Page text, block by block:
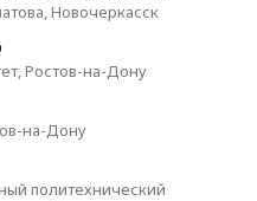
Новочеркасск
Ростов-на-Дону
на-Дону
политехнический